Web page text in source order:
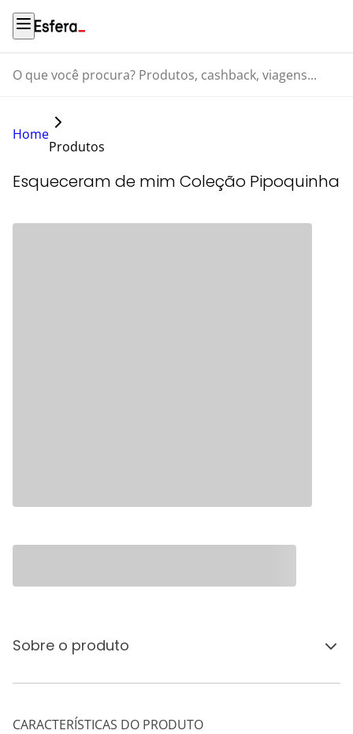
O que você procura? Produtos, cashback, viagens...
Home
Produtos
Esqueceram de mim Coleção Pipoquinha
Sobre o produto
CARACTERÍSTICAS DO PRODUTO